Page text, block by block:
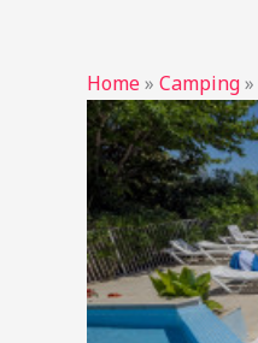
Home» Camping»